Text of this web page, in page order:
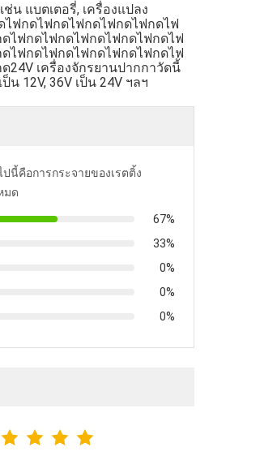
น แบตเตอรี่, เครื่องแปลง
ฟกดไฟกดไฟกดไฟกดไฟกดไฟ
ไฟกดไฟกดไฟกดไฟกดไฟกดไฟ
ไฟกดไฟกดไฟกดไฟกดไฟกดไฟ
เครื่องจักรยานปากกาวัดนี้
น 12V, 36V เป็น 24V ฯลฯ
ปนี้คือการกระจายของเรตติ้ง
มด
67%
33%
0%
0%
0%